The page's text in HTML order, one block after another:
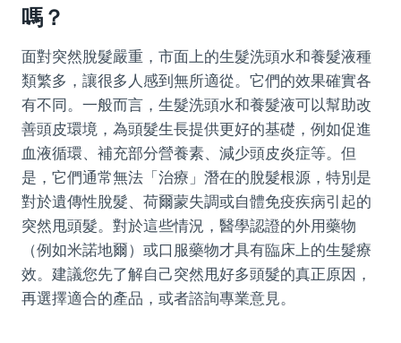
嗎？
面對突然脫髮嚴重，市面上的生髮洗頭水和養髮液種
類繁多，讓很多人感到無所適從。它們的效果確實各
有不同。一般而言，生髮洗頭水和養髮液可以幫助改
善頭皮環境，為頭髮生長提供更好的基礎，例如促進
血液循環、補充部分營養素、減少頭皮炎症等。但
是，它們通常無法「治療」潛在的脫髮根源，特別是
對於遺傳性脫髮、荷爾蒙失調或自體免疫疾病引起的
突然甩頭髮。對於這些情況，醫學認證的外用藥物
（例如米諾地爾）或口服藥物才具有臨床上的生髮療
效。建議您先了解自己突然甩好多頭髮的真正原因，
再選擇適合的產品，或者諮詢專業意見。